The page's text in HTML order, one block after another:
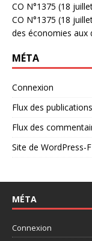
CO N°1375 (18
CO N°1375 (18
des économies aux
MÉTA
Connexion
Flux des publications
Flux des
Site de WordPress-
MÉTA
Connexion